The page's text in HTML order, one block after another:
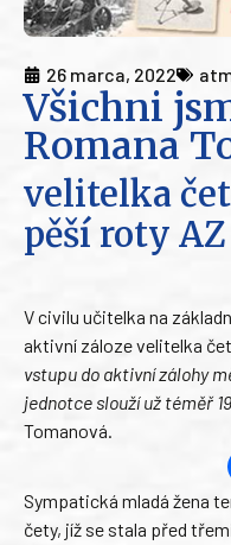
26 marca, 2022
Všichni
Romana
velitelka
pěší roty AZ
V civilu učitelka na
aktivní záloze velitelka
vstupu do aktivní zálohy
jednotce slouží už téměř
Tomanová.
Sympatická mladá žena
čety, jíž se stala před